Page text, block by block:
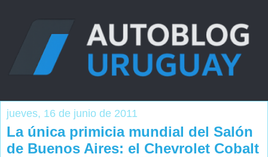
jueves, 16 de junio de 2011
La única primicia mundial del Salón
de Buenos Aires: el Chevrolet Cobalt